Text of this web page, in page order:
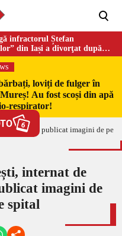
infractorul Ștefan
din Iași a divorţat după
loviți de fulger în
Au fost scoși din apă
respirator!
6
internat de
imagini de
spital